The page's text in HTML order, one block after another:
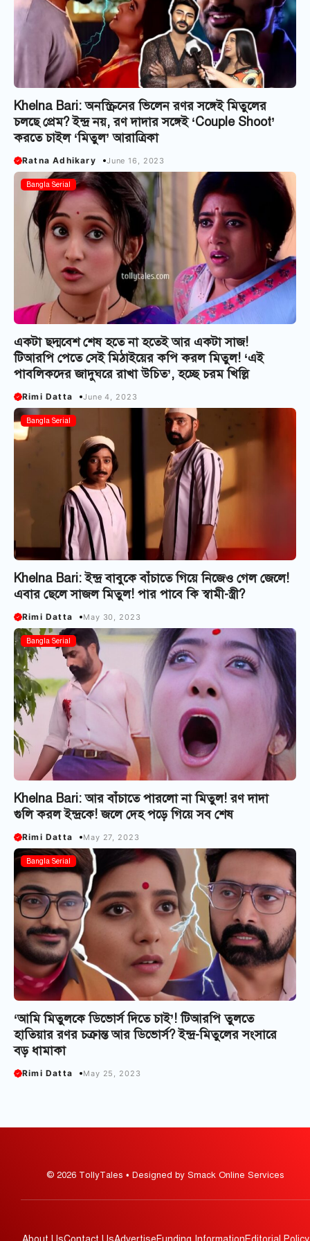
Khelna Bari: অনস্ক্রিনের ভিলেন রণর সঙ্গেই মিতুলের
চলছে প্রেম? ইন্দ্র নয়, রণ দাদার সঙ্গেই ‘Couple Shoot’
করতে চাইল ‘মিতুল’ আরাত্রিকা
Ratna Adhikary June 16, 2023
Bangla Serial
একটা ছদ্মবেশ শেষ হতে না হতেই আর একটা সাজ!
টিআরপি পেতে সেই মিঠাইয়ের কপি করল মিতুল! ‘এই
পাবলিকদের জাদুঘরে রাখা উচিত’, হচ্ছে চরম খিল্লি
Rimi Datta June 4, 2023
Bangla Serial
Khelna Bari: ইন্দ্র বাবুকে বাঁচাতে গিয়ে নিজেও গেল জেলে!
এবার ছেলে সাজল মিতুল! পার পাবে কি স্বামী-স্ত্রী?
Rimi Datta May 30, 2023
Bangla Serial
Khelna Bari: আর বাঁচাতে পারলো না মিতুল! রণ দাদা
গুলি করল ইন্দ্রকে! জলে দেহ পড়ে গিয়ে সব শেষ
Rimi Datta May 27, 2023
Bangla Serial
‘আমি মিতুলকে ডিভোর্স দিতে চাই’! টিআরপি তুলতে
হাতিয়ার রণর চক্রান্ত আর ডিভোর্স? ইন্দ্র-মিতুলের সংসারে
বড় ধামাকা
Rimi Datta May 25, 2023
© 2026 TollyTales • Designed by Smack Online Services